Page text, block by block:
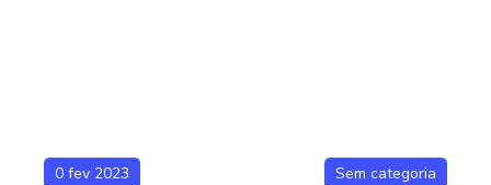
0 fev 2023 Sem categoria